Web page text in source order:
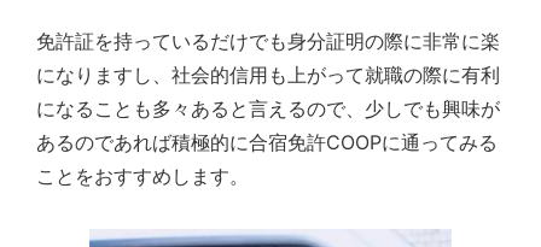
免許証を持っているだけでも身分証明の際に非常に楽
になりますし、社会的信用も上がって就職の際に有利
になることも多々あると言えるので、少しでも興味が
あるのであれば積極的に合宿免許COOPに通ってみる
ことをおすすめします。